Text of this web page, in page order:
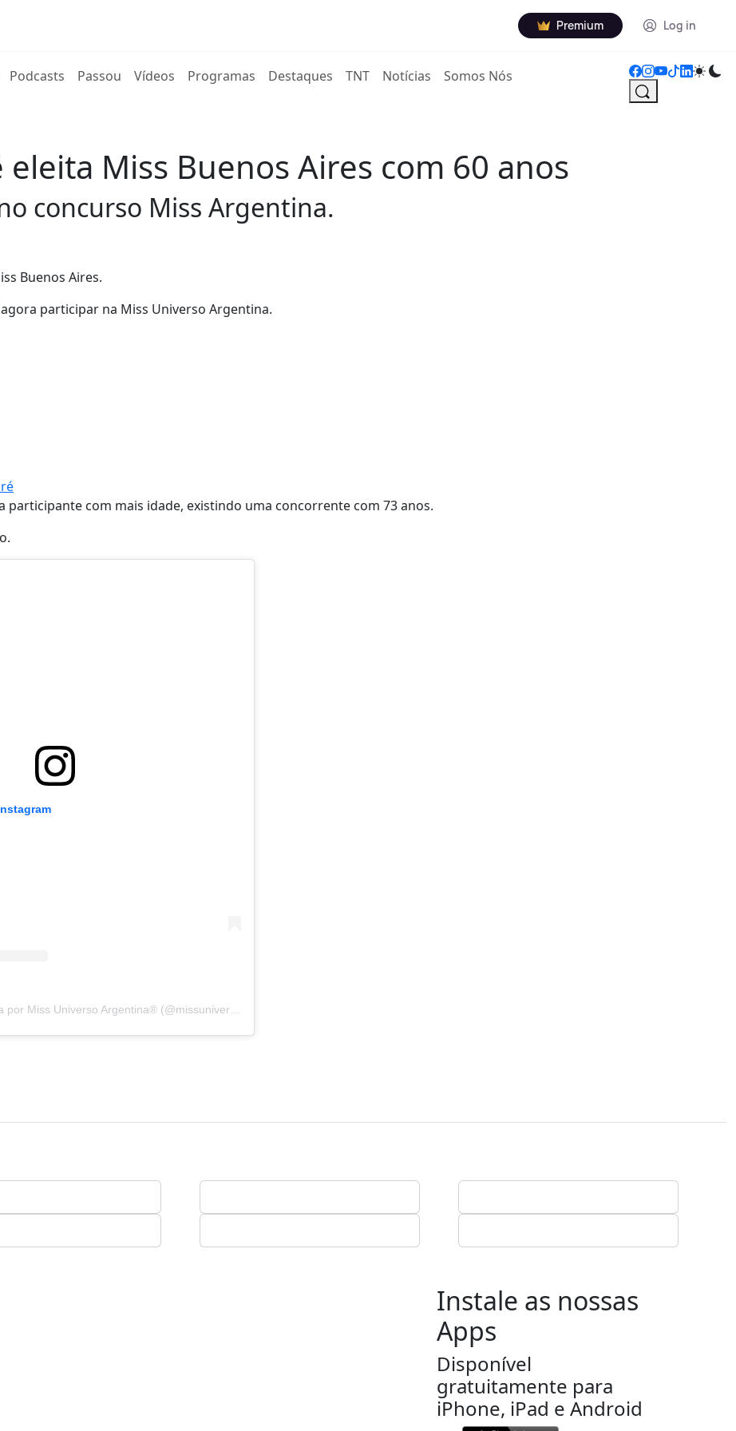
Premium Log in
Podcasts Passou Vídeos Programas Destaques TNT Notícias Somos Nós
Miss Buenos Aires com 60 anos
concurso Miss Argentina.
Buenos Aires.
participar na Miss Universo Argentina.
com mais idade, existindo uma concorrente com 73 anos.
Instale as nossas
Apps
Disponível
gratuitamente para
iPhone, iPad e Android